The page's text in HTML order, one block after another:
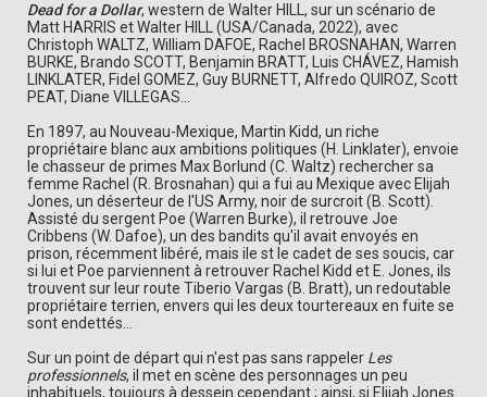
Dead for a Dollar, western de Walter HILL, sur un scénario de
Matt HARRIS et Walter HILL (USA/Canada, 2022), avec
Christoph WALTZ, William DAFOE, Rachel BROSNAHAN, Warren
BURKE, Brando SCOTT, Benjamin BRATT, Luis CHÁVEZ, Hamish
LINKLATER, Fidel GOMEZ, Guy BURNETT, Alfredo QUIROZ, Scott
PEAT, Diane VILLEGAS...
En 1897, au Nouveau-Mexique, Martin Kidd, un riche
propriétaire blanc aux ambitions politiques (H. Linklater), envoie
le chasseur de primes Max Borlund (C. Waltz) rechercher sa
femme Rachel (R. Brosnahan) qui a fui au Mexique avec Elijah
Jones, un déserteur de l'US Army, noir de surcroit (B. Scott).
Assisté du sergent Poe (Warren Burke), il retrouve Joe
Cribbens (W. Dafoe), un des bandits qu'il avait envoyés en
prison, récemment libéré, mais ile st le cadet de ses soucis, car
si lui et Poe parviennent à retrouver Rachel Kidd et E. Jones, ils
trouvent sur leur route Tiberio Vargas (B. Bratt), un redoutable
propriétaire terrien, envers qui les deux tourtereaux en fuite se
sont endettés...
Sur un point de départ qui n'est pas sans rappeler Les
professionnels, il met en scène des personnages un peu
inhabituels, toujours à dessein cependant ; ainsi, si Elijah Jones